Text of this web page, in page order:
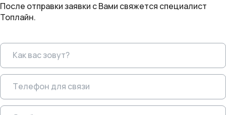
После отправки заявки с Вами свяжется специалист
Топлайн.